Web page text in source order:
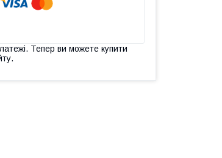
Тепер ви можете купити